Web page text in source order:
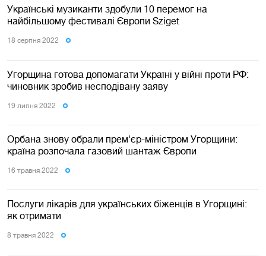
Українські музиканти здобули 10 перемог на
найбільшому фестивалі Європи Sziget
18 серпня 2022
Угорщина готова допомагати Україні у війні проти РФ:
чиновник зробив несподівану заяву
19 липня 2022
Орбана знову обрали прем'єр-міністром Угорщини:
країна розпочала газовий шантаж Європи
16 травня 2022
Послуги лікарів для українських біженців в Угорщині:
як отримати
8 травня 2022